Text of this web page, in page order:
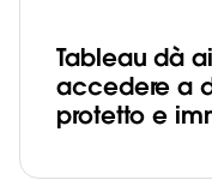
Tableau dà
accedere a
protetto e